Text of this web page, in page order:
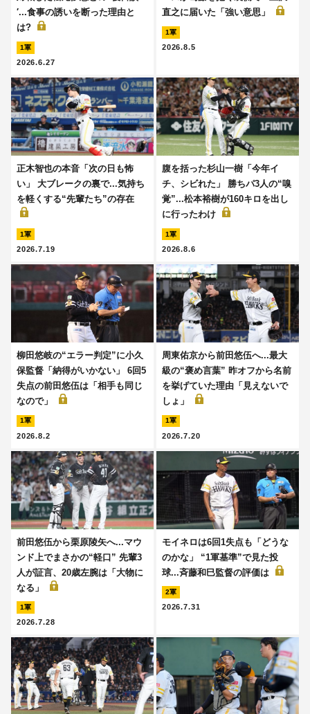
′...食事の誘いを断った理由と
は?
1軍
2026.6.27
直之に届いた「強い意思」
1軍
2026.8.5
正木智也の本音「次の日も怖
い」 大ブレークの裏で...気持ち
を軽くする“先輩たち”の存在
1軍
2026.7.19
腹を括った杉山一樹「今年イ
チ、シビれた」 勝ちパ3人の“嗅
覚”...松本裕樹が160キロを出し
に行ったわけ
1軍
2026.8.6
柳田悠岐の“エラー判定”に小久
保監督「納得がいかない」 6回5
失点の前田悠伍は「相手も同じ
なので」
1軍
2026.8.2
周東佑京から前田悠伍へ...最大
級の“褒め言葉” 昨オフから名前
を挙げていた理由「見えないで
しょ」
1軍
2026.7.20
前田悠伍から栗原陵矢へ...マウ
ンド上でまさかの“軽口” 先輩3
人が証言、20歳左腕は「大物に
なる」
1軍
2026.7.28
モイネロは6回1失点も「どうな
のかな」 “1軍基準”で見た投
球...斉藤和巳監督の評価は
2軍
2026.7.31